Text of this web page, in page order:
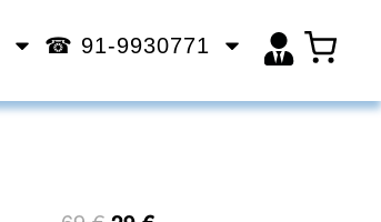
☎ 91-9930771